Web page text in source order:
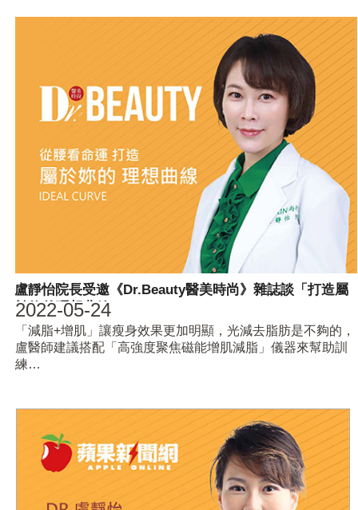
盧靜怡院長受邀《Dr.Beauty醫美時尚》雜誌談「打造屬
於妳的理想曲線」
2022-05-24
「減脂+增肌」讓瘦身效果更加明顯，光減去脂肪是不夠的，
盧醫師建議搭配「高強度聚焦磁能增肌減脂」儀器來幫助訓
練…